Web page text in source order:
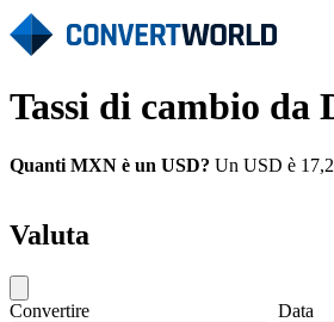
Tassi di cambio da
Quanti MXN è un USD? Un USD è
Valuta
Convertire Data